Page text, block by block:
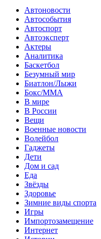
Автоновости
Автособытия
Автоспорт
Автоэксперт
Актеры
Аналитика
Баскетбол
Безумный мир
Биатлон/Лыжи
Бокс/MMA
В мире
В России
Вещи
Военные новости
Волейбол
Гаджеты
Дети
Дом и сад
Еда
Звёзды
Здоровье
Зимние виды спорта
Игры
Импортозамещение
Интернет